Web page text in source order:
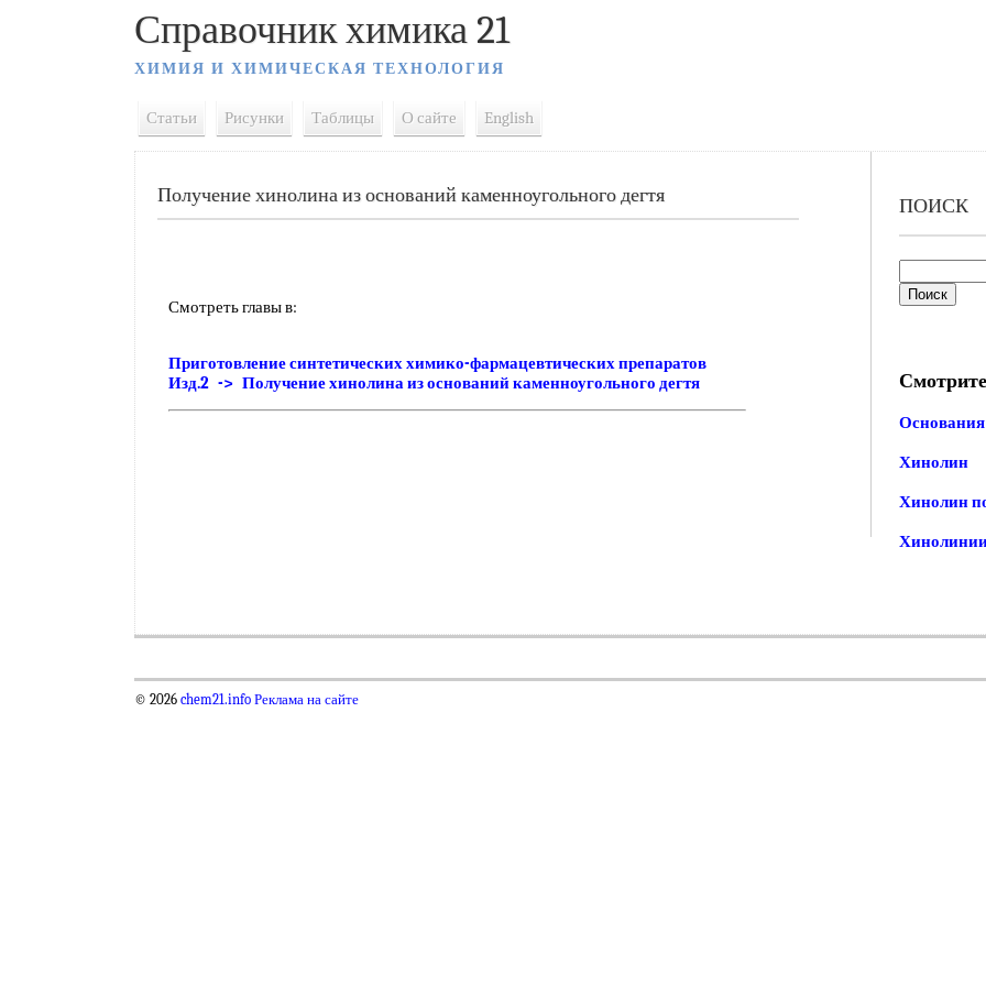
Справочник химика 21
ХИМИЯ И ХИМИЧЕСКАЯ ТЕХНОЛОГИЯ
Статьи Рисунки Таблицы О сайте English
Получение хинолина из оснований каменноугольного дегтя
Смотреть главы в:
Приготовление синтетических химико-фармацевтических препаратов
Изд.2 -> Получение хинолина из оснований каменноугольного дегтя
ПОИСК
Хинолин
Хинолин
© 2026 chem21.info Реклама на сайте